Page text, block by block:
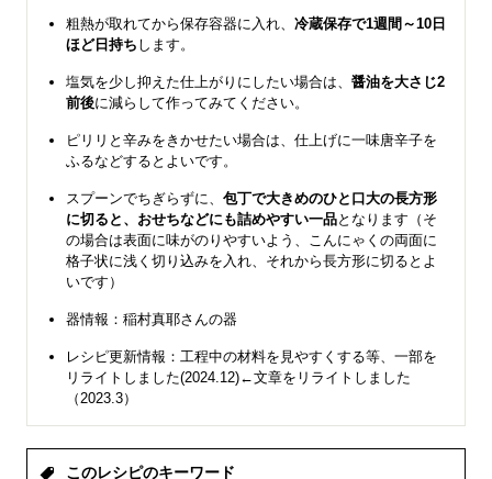
粗熱が取れてから保存容器に入れ、 冷蔵保存で1週間～10日
ほど日持ち します。
塩気を少し抑えた仕上がりにしたい場合は、 醤油を大さじ2
前後に減らして作ってみてください。
ピリリと辛みをきかせたい場合は、仕上げに一味唐辛子を
ふるなどするとよいです。
スプーンでちぎらずに、 包丁で大きめのひと口大の長方形
に切ると、おせちなどにも詰めやすい一品となります（そ
の場合は表面に味がのりやすいよう、こんにゃくの両面に
格子状に浅く切り込みを入れ、それから長方形に切るとよ
いです）
器情報：稲村真耶さんの器
レシピ更新情報：工程中の材料を見やすくする等、一部を
リライトしました(2024.12)←文章をリライトしました
（2023.3）
このレシピのキーワード